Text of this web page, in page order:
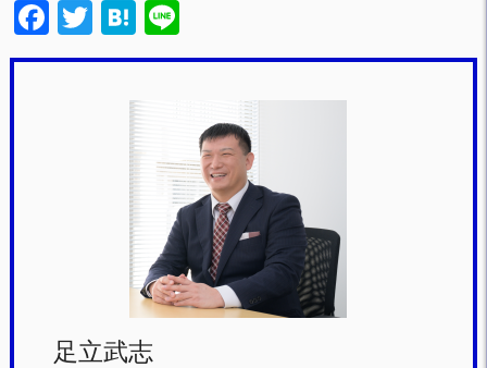
F
a
T
wi
H
at
n
a
Li
n
足立武志